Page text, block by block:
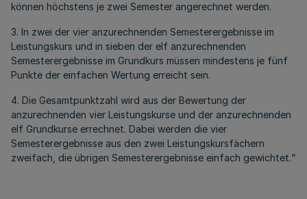
können höchstens je zwei Semester angerechnet werden.
3. In zwei der vier anzurechnenden Semesterergebnisse im
Leistungskurs und in sieben der elf anzurechnenden
Semesterergebnisse im Grundkurs müssen mindestens je fünf
Punkte der einfachen Wertung erreicht sein.
4. Die Gesamtpunktzahl wird aus der Bewertung der
anzurechnenden vier Leistungskurse und der anzurechnenden
elf Grundkurse errechnet. Dabei werden die vier
Semesterergebnisse aus den zwei Leistungskursfächern
zweifach, die übrigen Semesterergebnisse einfach gewichtet.“